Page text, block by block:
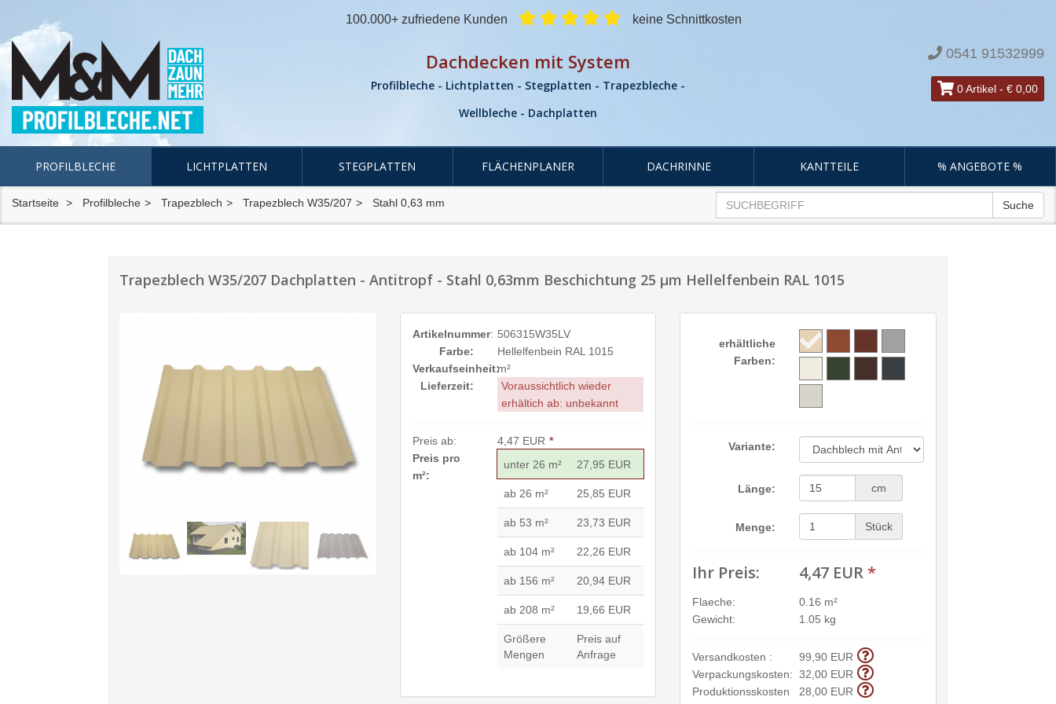
100.000+ zufriedene Kunden keine Schnittkosten
Dachdecken mit System
Profilbleche - Lichtplatten - Stegplatten - Trapezbleche -
Wellbleche - Dachplatten
0541 91532999
0 Artikel - € 0,00
PROFILBLECHE LICHTPLATTEN STEGPLATTEN FLÄCHENPLANER DACHRINNE KANTTEILE % ANGEBOTE %
Startseite Profilbleche Trapezblech Trapezblech W35/207 Stahl 0,63 mm Suche
Trapezblech W35/207 Dachplatten - Antitropf - Stahl 0,63mm Beschichtung 25 µm Hellelfenbein RAL 1015
Artikelnummer: 506315W35LV
Farbe:
Hellelfenbein RAL 1015
Verkaufseinheit:m²
Lieferzeit:
Voraussichtlich wieder
erhältich ab: unbekannt
Preis ab: 4,47 EUR *
Preis pro
m²:
unter 26 m² 27,95 EUR
ab 26 m² 25,85 EUR
ab 53 m² 23,73 EUR
ab 104 m² 22,26 EUR
ab 156 m² 20,94 EUR
ab 208 m² 19,66 EUR
Größere
Mengen
Preis auf
Anfrage
erhältliche
Farben:
Variante:
Länge: cm
Menge: Stück
Ihr Preis: 4,47 EUR *
Flaeche:
0.16 m²
Gewicht:
1.05 kg
Versandkosten :
99,90 EUR
Verpackungskosten: 32,00 EUR
Produktionsskosten
28,00 EUR